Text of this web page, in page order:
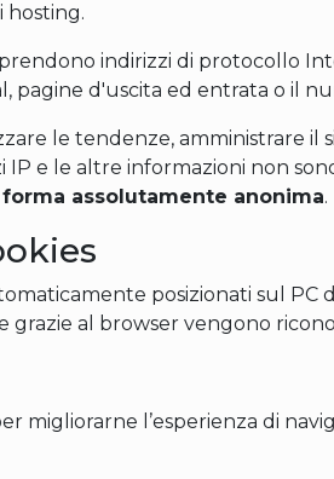
hosting.
indirizzi di protocollo
pagine d'uscita ed entrata o il
le tendenze, amministrare il
e le altre informazioni non
assolutamente anonima.
posizionati sul
al browser vengono
migliorarne l’esperienza di